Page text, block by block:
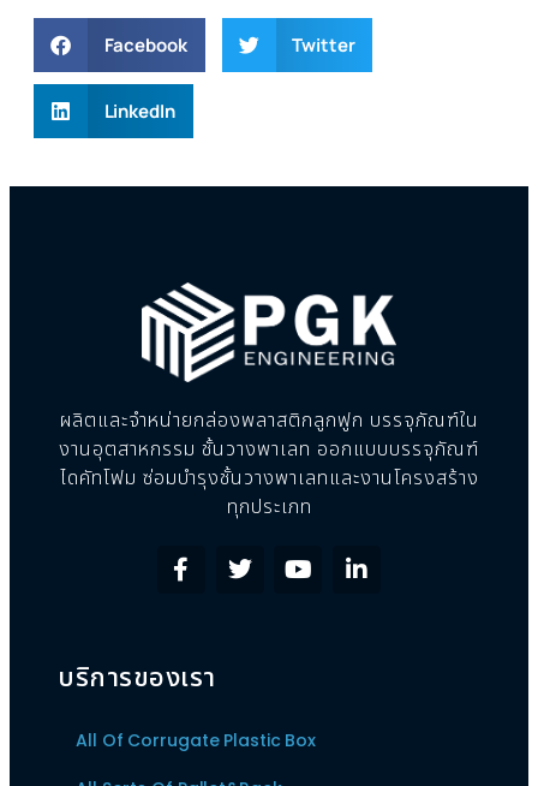
Facebook Twitter
LinkedIn
ผลิตและจำหน่ายกล่องพลาสติกลูกฟูก บรรจุภัณฑ์ใน
งานอุตสาหกรรม ชั้นวางพาเลท ออกแบบบรรจุภัณฑ์
ไดคัทโฟม ซ่อมบำรุงชั้นวางพาเลทและงานโครงสร้าง
ทุกประเภท
บริการของเรา
All Of Corrugate Plastic Box